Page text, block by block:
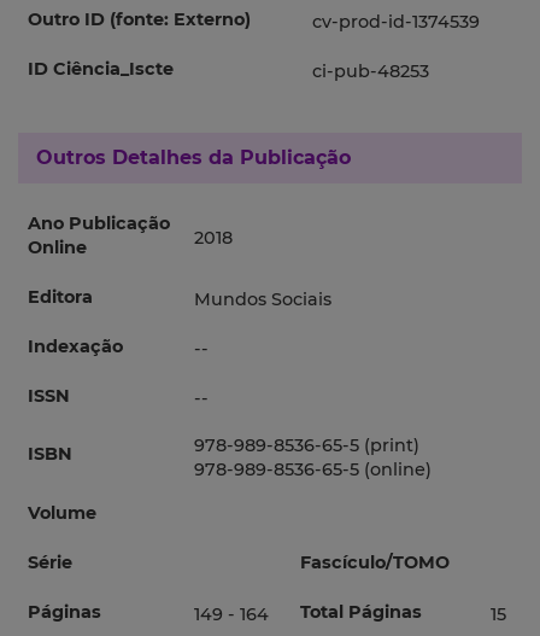
Outro ID (fonte: Externo) cv-prod-id-1374539
ID Ciência_Iscte ci-pub-48253
Outros Detalhes da Publicação
Ano Publicação
Online
2018
Editora Mundos Sociais
Indexação --
ISSN --
ISBN
978-989-8536-65-5 (print)
978-989-8536-65-5 (online)
Volume
Série Fascículo/TOMO
Páginas 149 - 164 Total Páginas 15